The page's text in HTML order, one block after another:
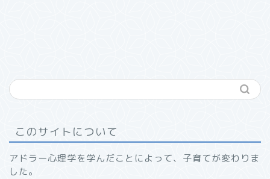
このサイトについて
アドラー心理学を学んだことによって、子育てが変わりま
した。